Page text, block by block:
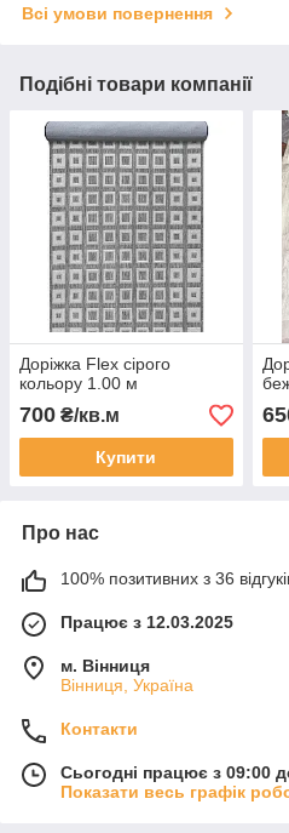
Всі умови повернення
Подібні товари компанії
Доріжка Flex сірого
кольору 1.00 м
700 ₴/кв.м
Купити
Про нас
100% позитивних з 36
Працює з 12.03.2025
м. Вінниця
Вінниця, Україна
Контакти
Сьогодні працює з 09:00
Показати весь графік